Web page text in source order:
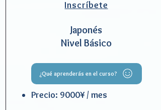
Inscríbete
Japonés
Nivel Básico
¿Qué aprenderás en el curso?
Precio: 9000¥ / mes